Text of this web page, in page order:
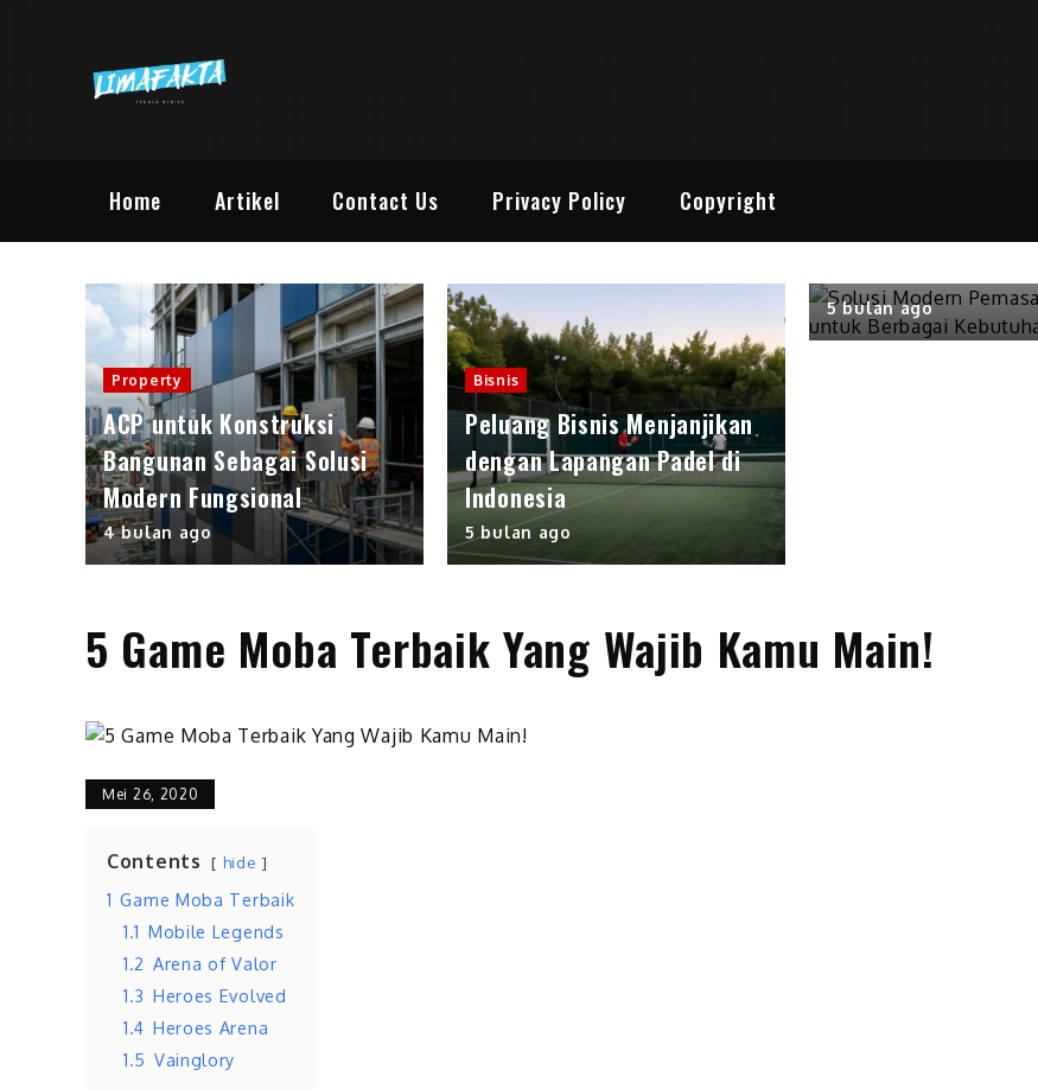
Home Artikel Contact Us Privacy Policy Copyright
Property
ACP untuk Konstruksi
Bangunan Sebagai Solusi
Modern Fungsional
4 bulan ago
Bisnis
Peluang Bisnis Menjanjikan
dengan Lapangan Padel di
Indonesia
5 bulan ago
Lift untuk Berbagai
5 bulan ago
5 Game Moba Terbaik Yang Wajib Kamu Main!
Mei 26, 2020
Contents hide
1 Game Moba Terbaik
1.1 Mobile Legends
1.2 Arena of Valor
1.3 Heroes Evolved
1.4 Heroes Arena
1.5 Vainglory